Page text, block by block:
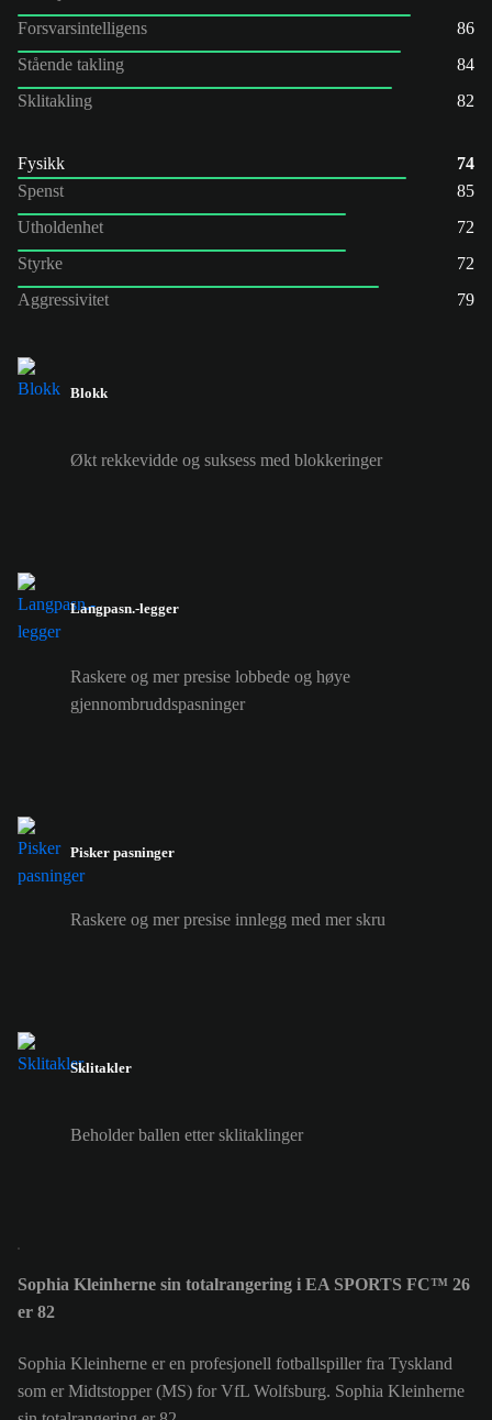
Forsvarsintelligens
86
Stående takling
84
Sklitakling
82
Fysikk
74
Spenst
85
Utholdenhet
72
Styrke
72
Aggressivitet
79
Blokk
Økt rekkevidde og suksess med blokkeringer
Langpasn.-legger
Raskere og mer presise lobbede og høye
gjennombruddspasninger
Pisker pasninger
Raskere og mer presise innlegg med mer skru
Sklitakler
Beholder ballen etter sklitaklinger
Sophia Kleinherne sin totalrangering i EA SPORTS FC™ 26
er 82
Sophia Kleinherne er en profesjonell fotballspiller fra Tyskland
som er Midtstopper (MS) for VfL Wolfsburg. Sophia Kleinherne